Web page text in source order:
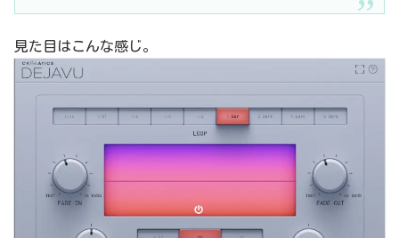
見た目はこんな感じ。